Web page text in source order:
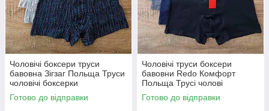
Чоловічі боксери труси
бавовна Зігзаг Польща Труси
чоловічі боксерки
Готово до відправки
Чоловічі труси боксери
бавовни Redo Комфорт
Польща Трусі чолові
боксерки
Готово до відправки